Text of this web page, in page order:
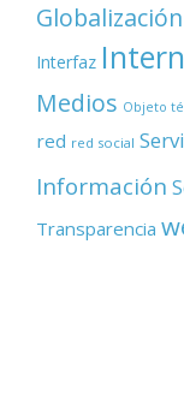
Globalización
Interfaz
Medios Objeto
red red social
Información
Transparencia